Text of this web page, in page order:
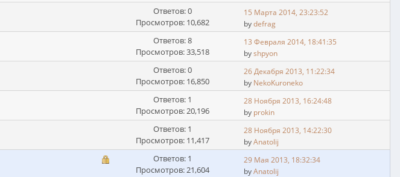
Ответов: 0
Просмотров: 10,682
15 Марта 2014, 23:23:52
bydefrag
Ответов: 8
Просмотров: 33,518
13 Февраля 2014, 18:41:35
byshpyon
Ответов: 0
Просмотров: 16,850
26 Декабря 2013, 11:22:34
by NekoKuroneko
Ответов: 1
Просмотров: 20,196
28 Ноября 2013, 16:24:48
by prokin
Ответов: 1
Просмотров: 11,417
28 Ноября 2013, 14:22:30
byAnatolij
Ответов: 1
Просмотров: 21,604
29 Мая 2013, 18:32:34
byAnatolij